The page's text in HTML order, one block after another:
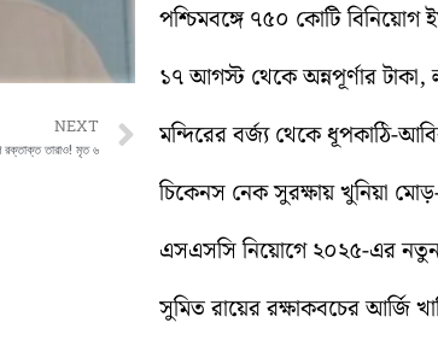
NEXT
রক্তাক্ত তারাও! মৃত ৬ Next
পশ্চিমবঙ্গে ৭৫০ কোটি বিনিয়োগ
১৭ আগস্ট থেকে অন্নপূর্ণার টাকা,
মন্দিরের বর্জ্য থেকে ধূপকাঠি-
চিকেনস নেক সুরক্ষায় খুনিয়া
এসএসসি নিয়োগে ২০২৫-এর নতুন
সুমিত রায়ের রক্ষাকবচের আর্জি